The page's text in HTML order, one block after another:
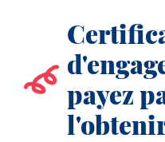
payez